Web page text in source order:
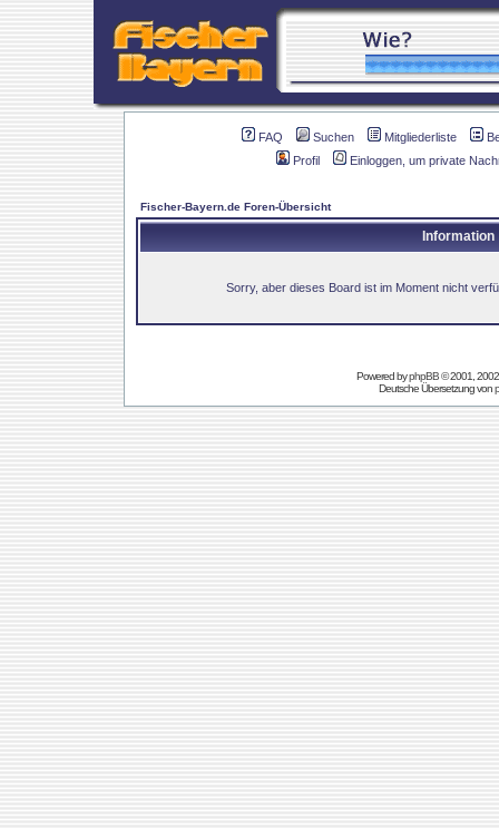
FAQ Suchen Mitgliederliste
Profil
Einloggen, um private
Fischer-Bayern.de Foren-Übersicht
Information
Sorry, aber dieses Board ist im Moment nicht
Powered byphpBB© 2001,
Deutsche Übersetzung von